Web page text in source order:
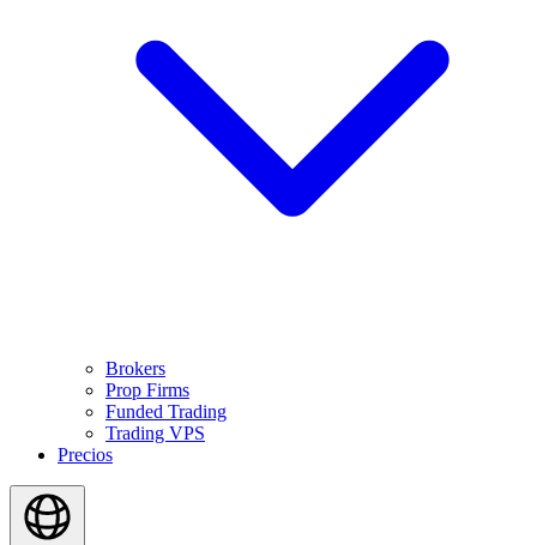
Brokers
Prop Firms
Funded Trading
Trading VPS
Precios